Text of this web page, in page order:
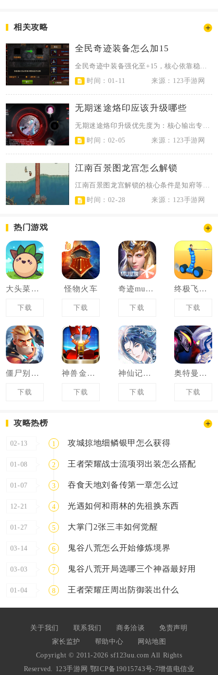
相关攻略
全民奇迹装备怎么加15
时间：01-11
来源：123手游网
无期迷途烙印应该升级哪些
时间：02-05
来源：123手游网
江南百景图龙宫怎么解锁
江南百景图龙宫解锁的核心条件是知府等级达到37级、解锁棕影岛，在棕影岛找到舞...
时间：02-28
来源：123手游网
热门游戏
大头菜菜历险记
下载
怪物火车
下载
奇迹mu觉醒
下载
终极飞车战役
下载
僵尸别动队3d
下载
神兽金刚3荣耀之战
下载
神仙记事录
下载
奥特曼系列对决
下载
攻略热榜
02-13 1 攻城掠地细鳞银甲怎么获得
01-08 2 王者荣耀战士流项羽出装怎么搭配
01-07 3 吞食天地刘备传第一章怎么过
12-21 4 光遇如何和雨林的先祖换东西
01-27 5 大掌门2张三丰如何觉醒
03-14 6 鬼谷八荒怎么开始修炼境界
03-03 7 鬼谷八荒开局选哪三个神器最好用
01-04 8 王者荣耀庄周出防御装出什么
关于我们 联系我们 商务洽谈
免责声明
家长监护
帮助中心
网站地图
Copyright © 2011-2026 sf123uu.com All Rights
Reserved. 123手游网 鄂ICP备19015743号-7增值电信业